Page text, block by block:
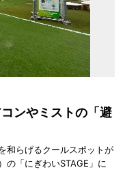
ンやミストの「避
和らげるクールスポットが
の「にぎわいSTAGE」に